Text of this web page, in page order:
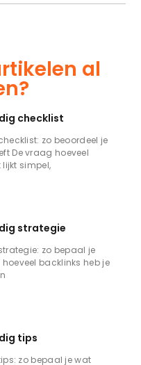
al
checklist
zo beoordeel je
De vraag hoeveel
simpel,
strategie
zo bepaal je
backlinks heb je
tips
zo bepaal je wat